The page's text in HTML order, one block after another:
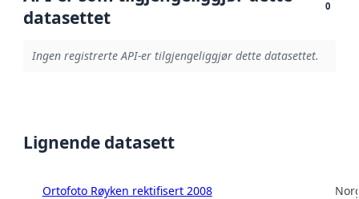
datasettet
0
Ingen registrerte API-er tilgjengeliggjør dette datasettet.
Lignende datasett
Ortofoto Røyken rektifisert 2008